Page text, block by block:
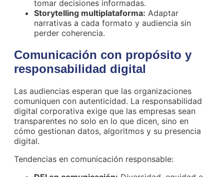
tomar decisiones informadas.
Storytelling multiplataforma: Adaptar
narrativas a cada formato y audiencia sin
perder coherencia.
Comunicación con propósito y
responsabilidad digital
Las audiencias esperan que las organizaciones
comuniquen con autenticidad. La responsabilidad
digital corporativa exige que las empresas sean
transparentes no solo en lo que dicen, sino en
cómo gestionan datos, algoritmos y su presencia
digital.
Tendencias en comunicación responsable: